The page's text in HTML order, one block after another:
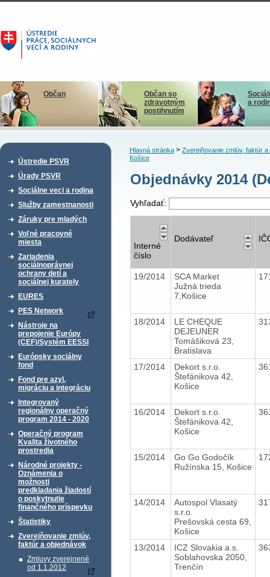
Občan
Občan so
zdravotným
postihnutím
a
Ústredie PSVR
Úrady PSVR
Sociálne veci a rodina
Služby zamestnanosti
Záruky pre mladých
Voľné pracovné
miesta
Zariadenia
sociálnoprávnej
ochrany detí a
sociálnej kurately
EURES
PES Network
Nástroje na
prepojenie Európy
(CEF)/Systém EESSI
Európsky sociálny
fond
Fond pre azyl,
migráciu a integráciu
Integrovaný
regionálny operačný
program 2014 - 2020
Operačný program
Kvalita životného
prostredia
Národné projekty -
Oznámenia o
možnosti
predkladania žiadostí
o poskytnutie
finančného príspevku
Štatistiky
Zverejňovanie zmlúv,
faktúr a objednávok
Zmluvy zverejnené
od 1.1.2012
Hlavná stránka> Zverejňovanie zmlúv, faktúr a
Košice
Objednávky 2014
Vyhľadať:
Interné
číslo
Dodávateľ
19/2014
SCA Market
Južná trieda
7,Košice
18/2014
LE CHEQUE
DEJEUNER
Tomášiková 23,
Bratislava
17/2014
Dekort s.r.o.
Štefánikova 42,
Košice
16/2014
Dekort s.r.o.
Štefánikova 42,
Košice
15/2014
Go Go Godočík
Ružínska 15, Košice
14/2014
Autospol Vlasatý
s.r.o.
Prešovská cesta 69,
Košice
13/2014
ICZ Slovakia a.s.
Soblahovska 2050,
Trenčín